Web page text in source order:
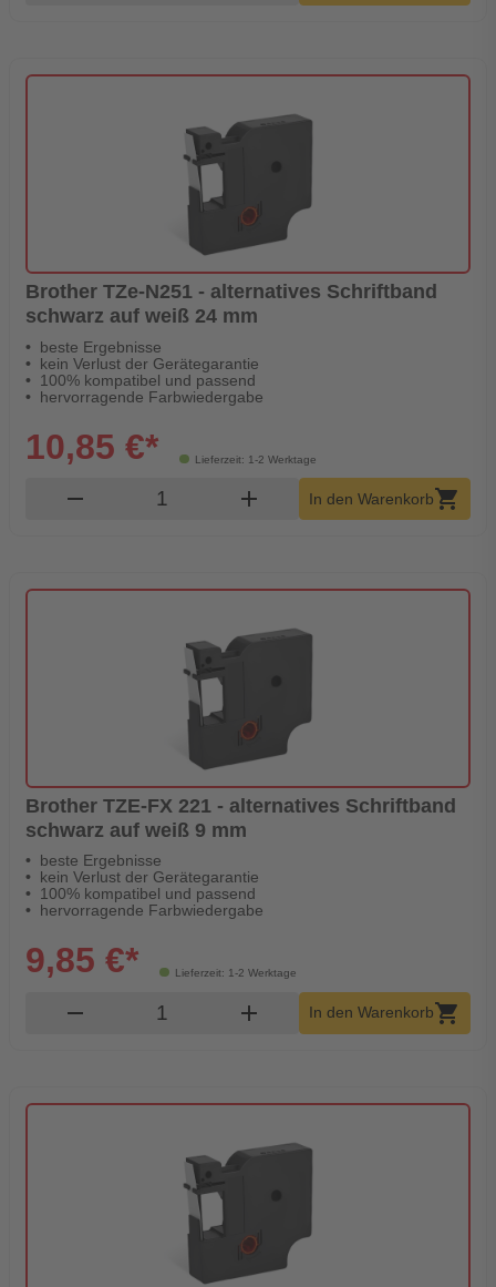
Brother TZe-N251 - alternatives Schriftband
schwarz auf weiß 24 mm
beste Ergebnisse
kein Verlust der Gerätegarantie
100% kompatibel und passend
hervorragende Farbwiedergabe
Lieferzeit: 1-2 Werktage
10,85 €*
remove Produkt Warenkorb Menge
add In den Warenkorbshopping_cart
Brother TZE-FX 221 - alternatives Schriftband
schwarz auf weiß 9 mm
beste Ergebnisse
kein Verlust der Gerätegarantie
100% kompatibel und passend
hervorragende Farbwiedergabe
Lieferzeit: 1-2 Werktage
9,85 €*
remove Produkt Warenkorb Menge
add In den Warenkorbshopping_cart